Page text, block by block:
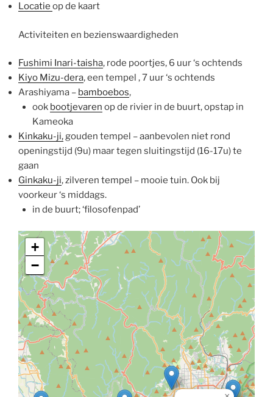
Locatie op de kaart
Activiteiten en bezienswaardigheden
Fushimi Inari-taisha, rode poortjes, 6 uur ‘s ochtends
Kiyo Mizu-dera, een tempel , 7 uur ‘s ochtends
Arashiyama – bamboebos,
ook bootjevaren op de rivier in de buurt, opstap in
Kameoka
Kinkaku-ji,gouden tempel – aanbevolen niet rond
openingstijd (9u) maar tegen sluitingstijd (16-17u) te
gaan
Ginkaku-ji, zilveren tempel – mooie tuin. Ook bij
voorkeur ‘s middags.
in de buurt; ‘filosofenpad’
+
−